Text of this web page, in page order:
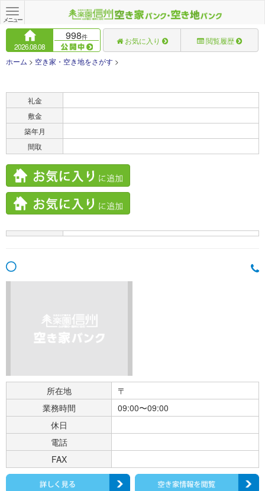
Toggle
navigation
メニュー
2026.08.08
998件 お気に入り 閲覧履歴
ホーム > 空き家・空き地をさがす >
礼金
敷金
築年月
間取
所在地
〒
業務時間
09:00〜09:00
休日
電話
FAX